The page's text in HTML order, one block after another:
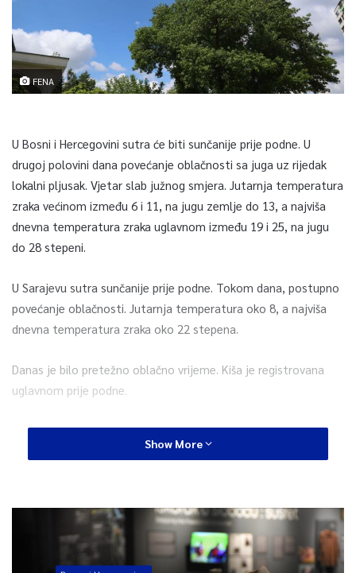
FENA
U Bosni i Hercegovini sutra će biti sunčanije prije podne. U
drugoj polovini dana povećanje oblačnosti sa juga uz rijedak
lokalni pljusak. Vjetar slab južnog smjera. Jutarnja temperatura
zraka većinom između 6 i 11, na jugu zemlje do 13, a najviša
dnevna temperatura zraka uglavnom između 19 i 25, na jugu
do 28 stepeni.
U Sarajevu sutra sunčanije prije podne. Tokom dana, postupno
povećanje oblačnosti. Jutarnja temperatura oko 8, a najviša
dnevna temperatura zraka oko 22 stepena.
Danas je bilo pretežno oblačno vrijeme. Kiša je registrovana
uglavnom prije podne.
Temperature zraka u 14 sati: Bjelašnica 3 stepena, Ivan Sedlo
14, Sokolac 15, Sarajevo 16, Livno i Srebrenica 18, Trebinje i
0
Show More